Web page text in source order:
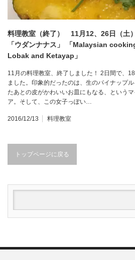
料理教室（終了） 11月12、26日（土
「ウダンナナス」 「Malaysian
Lobak and Ketayap」
11月の料理教室、終了しました！ 2日間で、
ました。印象的だったのは、生のパイナップ
たあとの皮がかわいいお皿にもなる、という
ア。そして、この女子っぽい…
2016/12/13 料理教室
トップページに戻る